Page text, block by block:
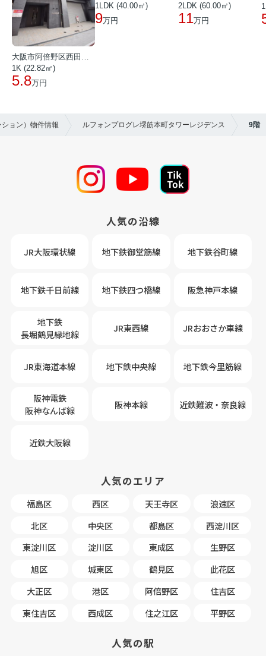
大阪市阿倍野区西田辺町１丁目
1K (22.82㎡)
5.8万円
1LDK (40.00㎡)
9万円
2LDK (60.00㎡)
11万円
ョン）物件情報 ルフォンプログレ堺筋本町タワーレジデンス 9階
人気の沿線
JR大阪環状線 地下鉄御堂筋線 地下鉄谷町線
地下鉄千日前線 地下鉄四つ橋線 阪急神戸本線
地下鉄
長堀鶴見緑地線
JR東西線 JRおおさか車線
JR東海道本線 地下鉄中央線 地下鉄今里筋線
阪神電鉄
阪神なんば線
阪神本線 近鉄難波・奈良線
近鉄大阪線
人気のエリア
福島区 西区 天王寺区
浪速区
北区
中央区 都島区
西淀川区
東淀川区
淀川区 東成区
生野区
旭区
城東区 鶴見区
此花区
大正区
港区 阿倍野区
住吉区
東住吉区
西成区 住之江区 平野区
人気の駅